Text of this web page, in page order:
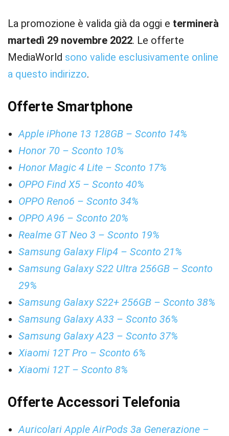
La promozione è valida già da oggi e terminerà
martedì 29 novembre 2022. Le offerte
MediaWorld sono valide esclusivamente online
a questo indirizzo.
Offerte Smartphone
Apple iPhone 13 128GB – Sconto 14%
Honor 70 – Sconto 10%
Honor Magic 4 Lite – Sconto 17%
OPPO Find X5 – Sconto 40%
OPPO Reno6 – Sconto 34%
OPPO A96 – Sconto 20%
Realme GT Neo 3 – Sconto 19%
Samsung Galaxy Flip4 – Sconto 21%
Samsung Galaxy S22 Ultra 256GB – Sconto
29%
Samsung Galaxy S22+ 256GB – Sconto 38%
Samsung Galaxy A33 – Sconto 36%
Samsung Galaxy A23 – Sconto 37%
Xiaomi 12T Pro – Sconto 6%
Xiaomi 12T – Sconto 8%
Offerte Accessori Telefonia
Auricolari Apple AirPods 3a Generazione –